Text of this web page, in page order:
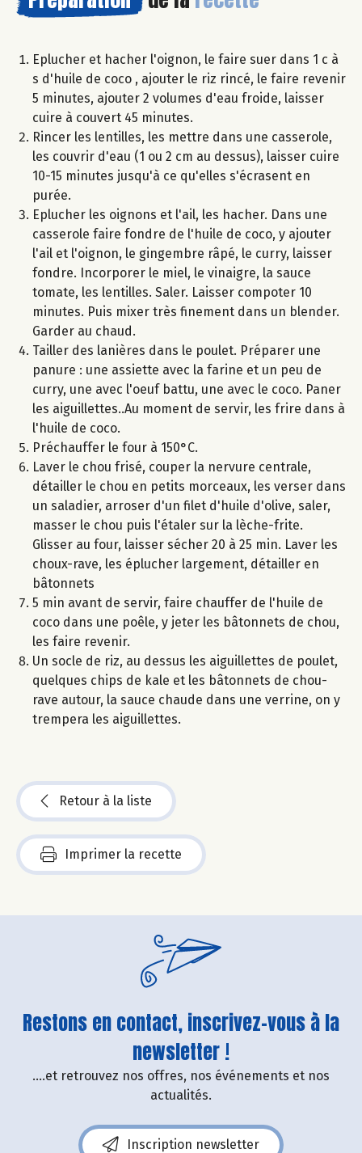
Eplucher et hacher l'oignon, le faire suer dans 1 c à
s d'huile de coco , ajouter le riz rincé, le faire revenir
5 minutes, ajouter 2 volumes d'eau froide, laisser
cuire à couvert 45 minutes.
Rincer les lentilles, les mettre dans une casserole,
les couvrir d'eau (1 ou 2 cm au dessus), laisser cuire
10-15 minutes jusqu'à ce qu'elles s'écrasent en
purée.
Eplucher les oignons et l'ail, les hacher. Dans une
casserole faire fondre de l'huile de coco, y ajouter
l'ail et l'oignon, le gingembre râpé, le curry, laisser
fondre. Incorporer le miel, le vinaigre, la sauce
tomate, les lentilles. Saler. Laisser compoter 10
minutes. Puis mixer très finement dans un blender.
Garder au chaud.
Tailler des lanières dans le poulet. Préparer une
panure : une assiette avec la farine et un peu de
curry, une avec l'oeuf battu, une avec le coco. Paner
les aiguillettes..Au moment de servir, les frire dans à
l'huile de coco.
Préchauffer le four à 150°C.
Laver le chou frisé, couper la nervure centrale,
détailler le chou en petits morceaux, les verser dans
un saladier, arroser d'un filet d'huile d'olive, saler,
masser le chou puis l'étaler sur la lèche-frite.
Glisser au four, laisser sécher 20 à 25 min. Laver les
choux-rave, les éplucher largement, détailler en
bâtonnets
5 min avant de servir, faire chauffer de l'huile de
coco dans une poêle, y jeter les bâtonnets de chou,
les faire revenir.
Un socle de riz, au dessus les aiguillettes de poulet,
quelques chips de kale et les bâtonnets de chou-
rave autour, la sauce chaude dans une verrine, on y
trempera les aiguillettes.
Retour à la liste
Imprimer la recette
Restons en contact, inscrivez-vous à la
newsletter !
....et retrouvez nos offres, nos événements et nos
actualités.
Inscription newsletter